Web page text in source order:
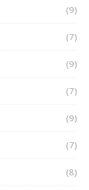
(9)
(7)
(9)
(7)
(9)
(7)
(8)